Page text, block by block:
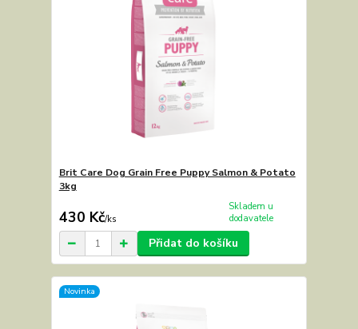
Brit Care Dog Grain Free Puppy Salmon & Potato
3kg
430 Kč/ks
Skladem u
dodavatele
Přidat do košíku
Novinka